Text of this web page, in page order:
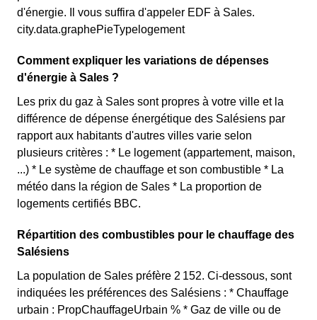
d'énergie. Il vous suffira d'appeler EDF à Sales.
city.data.graphePieTypelogement
Comment expliquer les variations de dépenses
d'énergie à Sales ?
Les prix du gaz à Sales sont propres à votre ville et la
différence de dépense énergétique des Salésiens par
rapport aux habitants d'autres villes varie selon
plusieurs critères : * Le logement (appartement, maison,
...) * Le système de chauffage et son combustible * La
météo dans la région de Sales * La proportion de
logements certifiés BBC.
Répartition des combustibles pour le chauffage des
Salésiens
La population de Sales préfère 2 152. Ci-dessous, sont
indiquées les préférences des Salésiens : * Chauffage
urbain : PropChauffageUrbain % * Gaz de ville ou de